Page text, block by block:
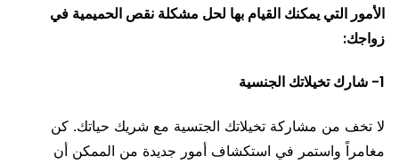
الأمور التي يمكنك القيام بها لحل مشكلة نقص الحميمية في
زواجك:
1- شارك تخيلاتك الجنسية
لا تخف من مشاركة تخيلاتك الجتسية مع شريك حياتك. كن
مغامراً واستمر في استكشاف أمور جديدة من الممكن أن